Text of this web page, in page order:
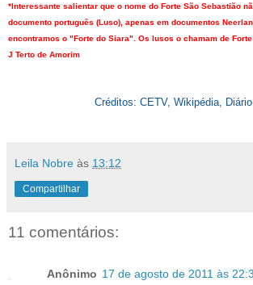
*Interessante salientar que o nome do Forte São Sebastião
documento português (Luso), apenas em documentos
encontramos o "Forte do Siara". Os lusos o chamam de
J Terto de Amorim
Créditos: CETV, Wikipédia,
Leila Nobre às 13:12
Compartilhar
11 comentários:
Anônimo 17 de agosto de 2011 às